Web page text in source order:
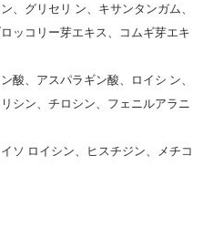
、グリセリ ン、キサンタンガム、
ッコリー芽エキス、コムギ芽エキ
酸、アスパラギン酸、ロイシ ン、
シン、チロシン、フェニルアラニ
ソ ロイシン、ヒスチジン、メチコ